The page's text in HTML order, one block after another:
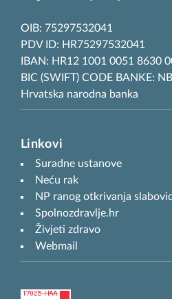
OIB: 75297532041
PDV ID: HR75297532041
IBAN: HR12 1001 0051 8630
BIC (SWIFT) CODE BANKE:
Hrvatska narodna banka
Linkovi
Suradne ustanove
Neću rak
NP ranog otkrivanja
Spolnozdravlje.hr
Živjeti zdravo
Webmail